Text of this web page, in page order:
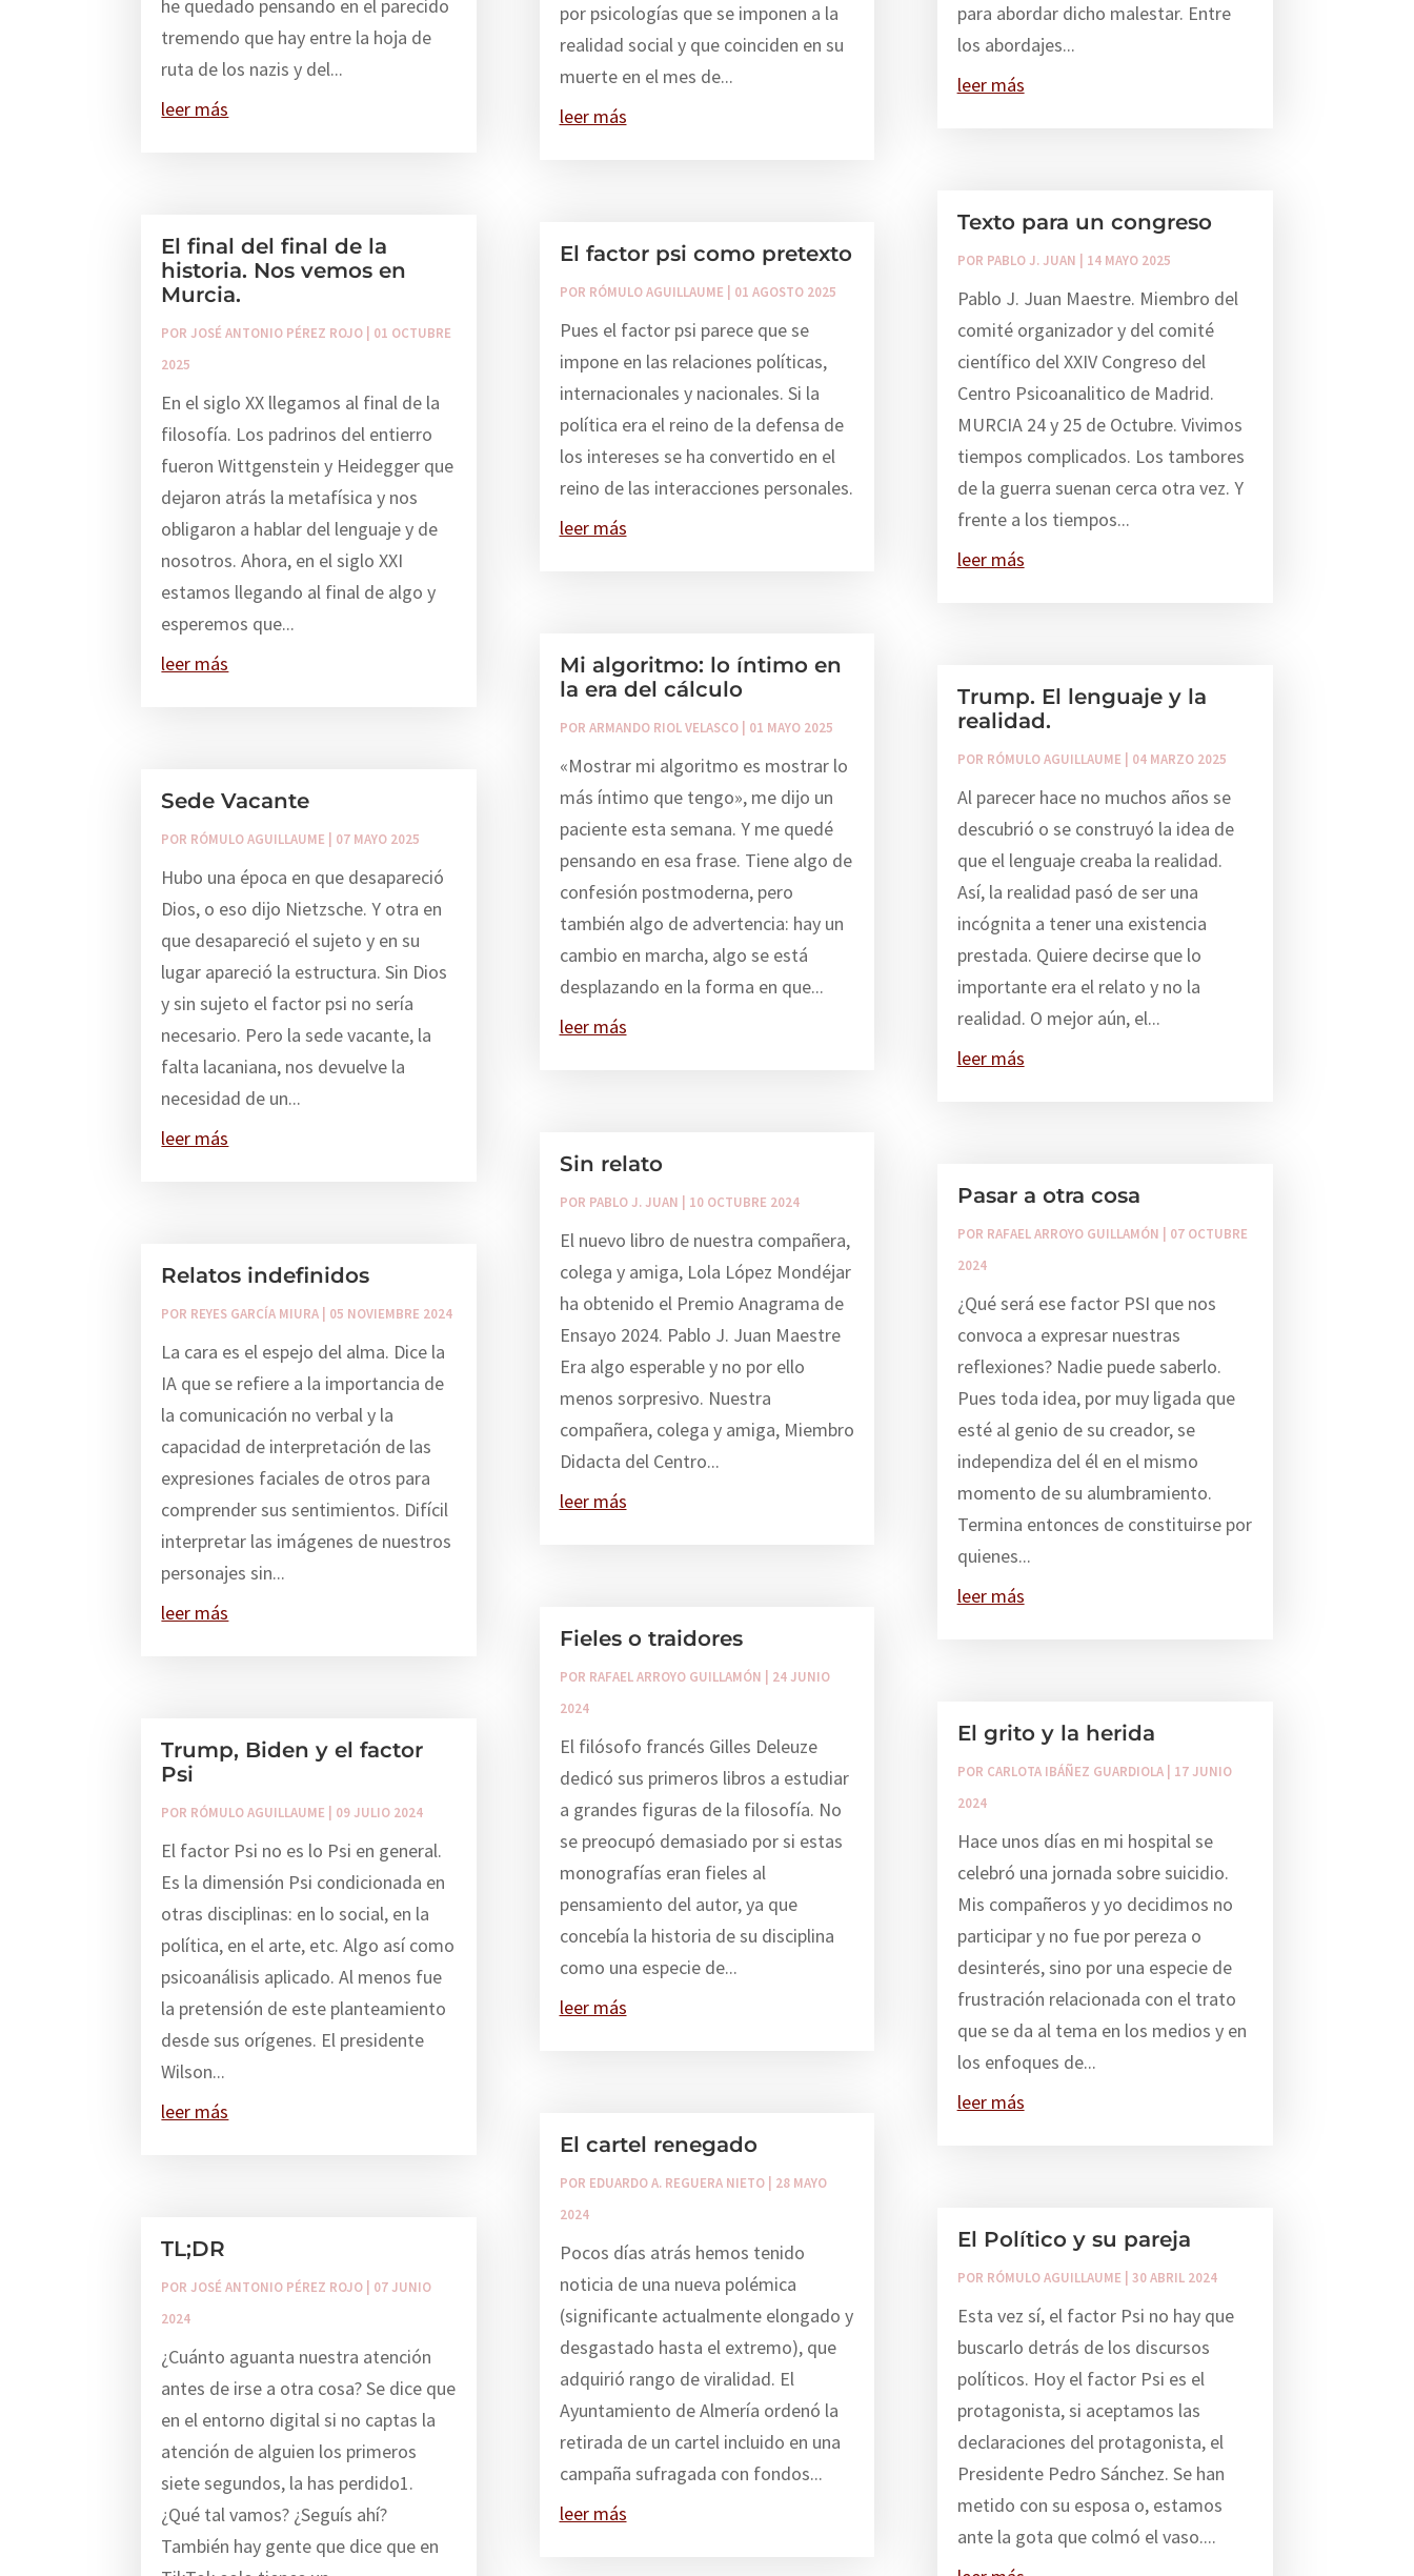
he quedado pensando en el parecido
tremendo que hay entre la hoja de
ruta de los nazis y del...
leer más
El final del final de la
historia. Nos vemos en
Murcia.
POR JOSÉ ANTONIO PÉREZ ROJO
01 OCTUBRE
2025
En el siglo XX llegamos al final de la
filosofía. Los padrinos del entierro
fueron Wittgenstein y Heidegger que
dejaron atrás la metafísica y nos
obligaron a hablar del lenguaje y de
nosotros. Ahora, en el siglo XXI
estamos llegando al final de algo y
esperemos que...
leer más
Sede Vacante
POR RÓMULO AGUILLAUME 07 MAYO 2025
Hubo una época en que desapareció
Dios, o eso dijo Nietzsche. Y otra en
que desapareció el sujeto y en su
lugar apareció la estructura. Sin Dios
y sin sujeto el factor psi no sería
necesario. Pero la sede vacante, la
falta lacaniana, nos devuelve la
necesidad de un...
leer más
Relatos indefinidos
POR REYES GARCÍA MIURA 05 NOVIEMBRE 2024
La cara es el espejo del alma. Dice la
IA que se refiere a la importancia de
la comunicación no verbal y la
capacidad de interpretación de las
expresiones faciales de otros para
comprender sus sentimientos. Difícil
interpretar las imágenes de nuestros
personajes sin...
leer más
Trump, Biden y el factor
Psi
POR RÓMULO AGUILLAUME 09 JULIO 2024
El factor Psi no es lo Psi en general.
Es la dimensión Psi condicionada en
otras disciplinas: en lo social, en la
política, en el arte, etc. Algo así como
psicoanálisis aplicado. Al menos fue
la pretensión de este planteamiento
desde sus orígenes. El presidente
Wilson...
leer más
TL;DR
POR JOSÉ ANTONIO PÉREZ ROJO
07 JUNIO
2024
¿Cuánto aguanta nuestra atención
antes de irse a otra cosa? Se dice que
en el entorno digital si no captas la
atención de alguien los primeros
siete segundos, la has perdido1.
¿Qué tal vamos? ¿Seguís ahí?
También hay gente que dice que en
por psicologías que se imponen a la
realidad social y que coinciden en su
muerte en el mes de...
leer más
El factor psi como pretexto
POR RÓMULO AGUILLAUME 01 AGOSTO 2025
Pues el factor psi parece que se
impone en las relaciones políticas,
internacionales y nacionales. Si la
política era el reino de la defensa de
los intereses se ha convertido en el
reino de las interacciones personales.
leer más
Mi algoritmo: lo íntimo en
la era del cálculo
POR ARMANDO RIOL VELASCO| 01 MAYO 2025
«Mostrar mi algoritmo es mostrar lo
más íntimo que tengo», me dijo un
paciente esta semana. Y me quedé
pensando en esa frase. Tiene algo de
confesión postmoderna, pero
también algo de advertencia: hay un
cambio en marcha, algo se está
desplazando en la forma en que...
leer más
Sin relato
POR PABLO J. JUAN 10 OCTUBRE 2024
El nuevo libro de nuestra compañera,
colega y amiga, Lola López Mondéjar
ha obtenido el Premio Anagrama de
Ensayo 2024. Pablo J. Juan Maestre
Era algo esperable y no por ello
menos sorpresivo. Nuestra
compañera, colega y amiga, Miembro
Didacta del Centro...
leer más
Fieles o traidores
POR RAFAEL ARROYO GUILLAMÓN
24 JUNIO
2024
El filósofo francés Gilles Deleuze
dedicó sus primeros libros a estudiar
a grandes figuras de la filosofía. No
se preocupó demasiado por si estas
monografías eran fieles al
pensamiento del autor, ya que
concebía la historia de su disciplina
como una especie de...
leer más
El cartel renegado
POR EDUARDO A. REGUERA NIETO| 28 MAYO
2024
Pocos días atrás hemos tenido
noticia de una nueva polémica
(significante actualmente elongado y
desgastado hasta el extremo), que
adquirió rango de viralidad. El
Ayuntamiento de Almería ordenó la
retirada de un cartel incluido en una
campaña sufragada con fondos...
leer más
para abordar dicho malestar. Entre
los abordajes...
leer más
Texto para un congreso
POR PABLO J. JUAN 14 MAYO 2025
Pablo J. Juan Maestre. Miembro del
comité organizador y del comité
científico del XXIV Congreso del
Centro Psicoanalitico de Madrid.
MURCIA 24 y 25 de Octubre. Vivimos
tiempos complicados. Los tambores
de la guerra suenan cerca otra vez. Y
frente a los tiempos...
leer más
Trump. El lenguaje y la
realidad.
POR RÓMULO AGUILLAUME 04 MARZO 2025
Al parecer hace no muchos años se
descubrió o se construyó la idea de
que el lenguaje creaba la realidad.
Así, la realidad pasó de ser una
incógnita a tener una existencia
prestada. Quiere decirse que lo
importante era el relato y no la
realidad. O mejor aún, el...
leer más
Pasar a otra cosa
POR RAFAEL ARROYO GUILLAMÓN
07 OCTUBRE
2024
¿Qué será ese factor PSI que nos
convoca a expresar nuestras
reflexiones? Nadie puede saberlo.
Pues toda idea, por muy ligada que
esté al genio de su creador, se
independiza del él en el mismo
momento de su alumbramiento.
Termina entonces de constituirse por
quienes...
leer más
El grito y la herida
POR CARLOTA IBÁÑEZ GUARDIOLA| 17 JUNIO
2024
Hace unos días en mi hospital se
celebró una jornada sobre suicidio.
Mis compañeros y yo decidimos no
participar y no fue por pereza o
desinterés, sino por una especie de
frustración relacionada con el trato
que se da al tema en los medios y en
los enfoques de...
leer más
El Político y su pareja
POR RÓMULO AGUILLAUME 30 ABRIL 2024
Esta vez sí, el factor Psi no hay que
buscarlo detrás de los discursos
políticos. Hoy el factor Psi es el
protagonista, si aceptamos las
declaraciones del protagonista, el
Presidente Pedro Sánchez. Se han
metido con su esposa o, estamos
ante la gota que colmó el vaso....